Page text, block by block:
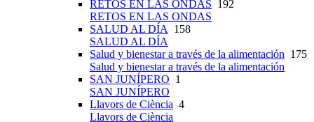
RETOS EN LAS ONDAS 192
RETOS EN LAS ONDAS
SALUD AL DÍA
158
SALUD AL DÍA
Salud y bienestar a través de la alimentación 175
Salud y bienestar a través de la alimentación
SAN JUNÍPERO 1
SAN JUNÍPERO
Llavors de Ciència 4
Llavors de Ciència